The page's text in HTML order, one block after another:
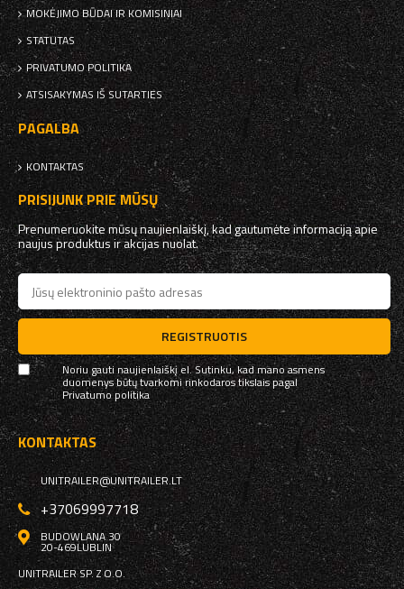
MOKĖJIMO BŪDAI IR KOMISINIAI
STATUTAS
PRIVATUMO POLITIKA
ATSISAKYMAS IŠ SUTARTIES
PAGALBA
KONTAKTAS
PRISIJUNK PRIE MŪSŲ
Prenumeruokite mūsų naujienlaiškį, kad gautumėte informaciją apie
naujus produktus ir akcijas nuolat.
REGISTRUOTIS
Noriu gauti naujienlaiškį el. Sutinku, kad mano asmens
duomenys būtų tvarkomi rinkodaros tikslais pagal
Privatumo politika
KONTAKTAS
UNITRAILER@UNITRAILER.LT
+37069997718
BUDOWLANA 30
20-469LUBLIN
UNITRAILER SP. Z O.O.